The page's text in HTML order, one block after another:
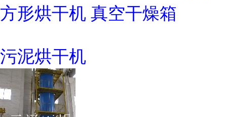
方形烘干机 真空干燥箱
污泥烘干机